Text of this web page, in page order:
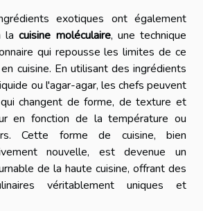
exotiques ont également
lacuisine moléculaire, une technique
qui repousse les limites de ce
cuisine. En utilisant des ingrédients
ou l'agar-agar, les chefs peuvent
changent de forme, de texture et
en fonction de la température ou
Cette forme de cuisine, bien
nouvelle, est devenue un
de la haute cuisine, offrant des
véritablement uniques et